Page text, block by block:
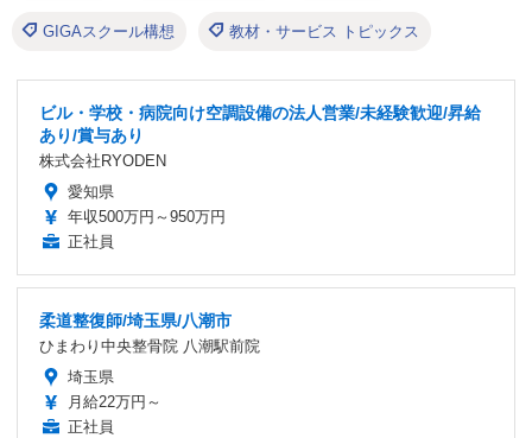
GIGAスクール構想 教材・サービス トピックス
ビル・学校・病院向け空調設備の法人営業/未経験歓迎/昇給
あり/賞与あり
株式会社RYODEN
愛知県
年収500万円～950万円
正社員
柔道整復師/埼玉県/八潮市
ひまわり中央整骨院 八潮駅前院
埼玉県
月給22万円～
正社員